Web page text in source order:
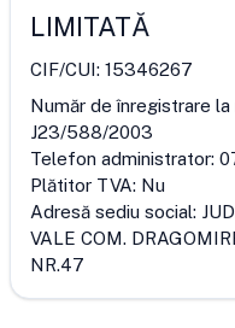
LIMITATĂ
CIF/CUI: 15346267
Număr de înregistrare
J23/588/2003
Telefon administrator:
Plătitor TVA: Nu
Adresă sediu social:
VALE COM.
NR.47